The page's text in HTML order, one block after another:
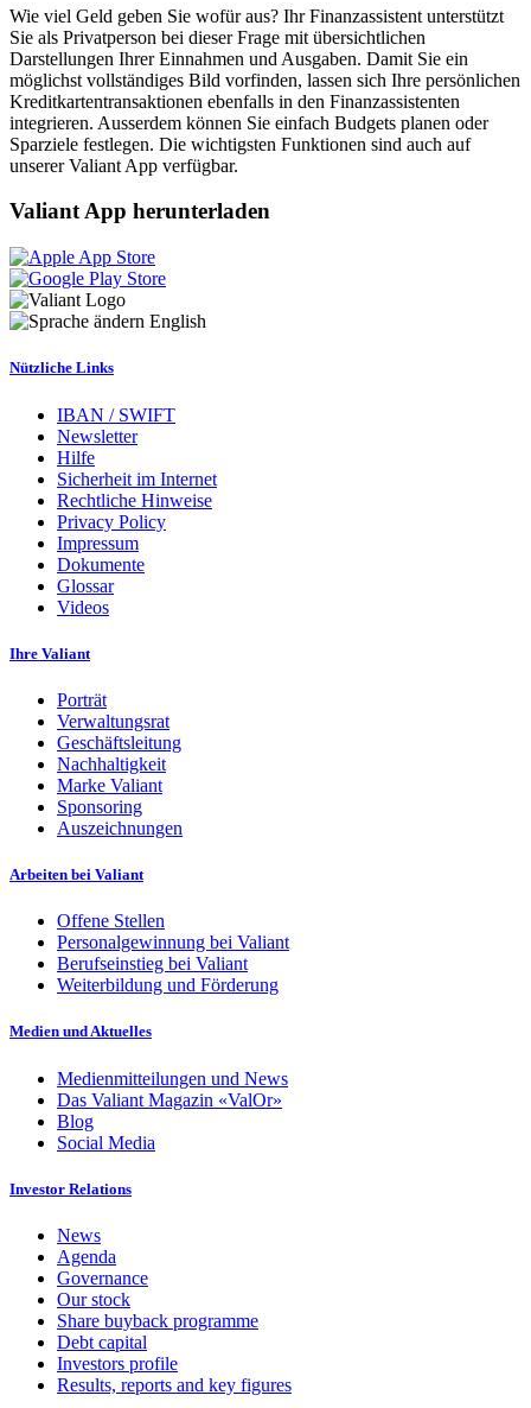
Wie viel Geld geben Sie wofür aus? Ihr Finanzassistent unterstützt
Sie als Privatperson bei dieser Frage mit übersichtlichen
Darstellungen Ihrer Einnahmen und Ausgaben. Damit Sie ein
möglichst vollständiges Bild vorfinden, lassen sich Ihre persönlichen
Kreditkartentransaktionen ebenfalls in den Finanzassistenten
integrieren. Ausserdem können Sie einfach Budgets planen oder
Sparziele festlegen. Die wichtigsten Funktionen sind auch auf
unserer Valiant App verfügbar.
Valiant App herunterladen
English
Nützliche Links
IBAN / SWIFT
Newsletter
Hilfe
Sicherheit im Internet
Rechtliche Hinweise
Privacy Policy
Impressum
Dokumente
Glossar
Videos
Ihre Valiant
Porträt
Verwaltungsrat
Geschäftsleitung
Nachhaltigkeit
Marke Valiant
Sponsoring
Auszeichnungen
Arbeiten bei Valiant
Offene Stellen
Personalgewinnung bei Valiant
Berufseinstieg bei Valiant
Weiterbildung und Förderung
Medien und Aktuelles
Medienmitteilungen und News
Das Valiant Magazin «ValOr»
Blog
Social Media
Investor Relations
News
Agenda
Governance
Our stock
Share buyback programme
Debt capital
Investors profile
Results, reports and key figures